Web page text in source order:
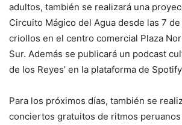
adultos, también se realizará una
Circuito Mágico del Agua desde las 7
criollos en el centro comercial Plaza
Sur. Además se publicará un podcast
de los Reyes’ en la plataforma de
Para los próximos días, también se
conciertos gratuitos de ritmos